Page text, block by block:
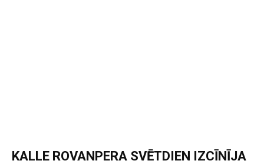
KALLE ROVANPERA SVĒTDIEN IZCĪNĪJA